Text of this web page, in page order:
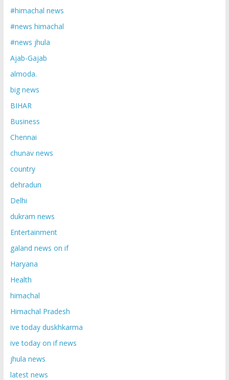
#himachal news
#news himachal
#news jhula
Ajab-Gajab
almoda.
big news
BIHAR
Business
Chennai
chunav news
country
dehradun
Delhi
dukram news
Entertainment
galand news on if
Haryana
Health
himachal
Himachal Pradesh
ive today duskhkarma
ive today on if news
jhula news
latest news